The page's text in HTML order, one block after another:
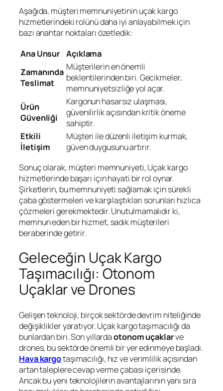
Aşağıda, müşteri memnuniyetinin uçak kargo
hizmetlerindeki rolünü daha iyi anlayabilmek için
bazı anahtar noktaları özetledik:
Ana Unsur Açıklama
Zamanında
Teslimat
Müşterilerin en önemli
beklentilerinden biri. Gecikmeler,
memnuniyetsizliğe yol açar.
Ürün
Güvenliği
Kargonun hasarsız ulaşması,
güvenilirlik açısından kritik öneme
sahiptir.
Etkili
İletişim
Müşteri ile düzenli iletişim kurmak,
güven duygusunu artırır.
Sonuç olarak, müşteri memnuniyeti, Uçak kargo
hizmetlerinde başarı için hayati bir rol oynar.
Şirketlerin, bu memnuniyeti sağlamak için sürekli
çaba göstermeleri ve karşılaştıkları sorunları hızlıca
çözmeleri gerekmektedir. Unutulmamalıdır ki,
memnun eden bir hizmet, sadık müşterileri
beraberinde getirir.
Geleceğin Uçak Kargo
Taşımacılığı: Otonom
Uçaklar ve Drones
Gelişen teknoloji, birçok sektörde devrim niteliğinde
değişiklikler yaratıyor. Uçak kargo taşımacılığı da
bunlardan biri. Son yıllardaotonom uçaklarve
drones, bu sektörde önemli bir yer edinmeye başladı.
Hava kargotaşımacılığı, hız ve verimlilik açısından
artan taleplere cevap verme çabası içerisinde.
Ancak bu yeni teknolojilerin avantajlarının yanı sıra